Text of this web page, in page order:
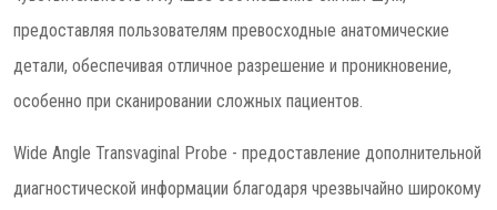
предоставляя пользователям превосходные анатомические
детали, обеспечивая отличное разрешение и проникновение,
особенно при сканировании сложных пациентов.
Wide Angle Transvaginal Probe - предоставление дополнительной
диагностической информации благодаря чрезвычайно широкому